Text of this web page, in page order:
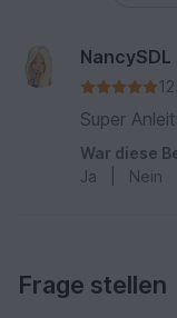
NancySDL
Super
War diese
Ja
Nein
Frage stellen